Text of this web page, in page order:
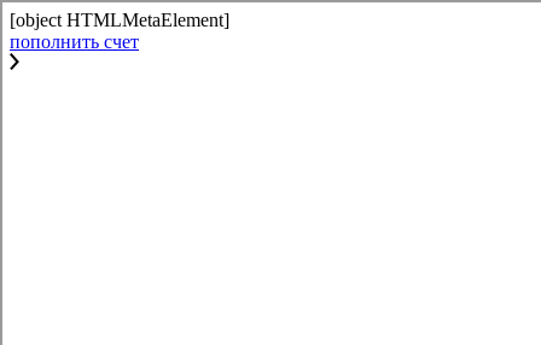
[object HTMLMetaElement]
пополнить счет